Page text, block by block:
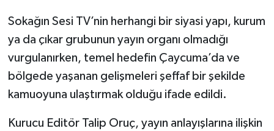
Sokağın Sesi TV’nin herhangi bir siyasi yapı, kurum
ya da çıkar grubunun yayın organı olmadığı
vurgulanırken, temel hedefin Çaycuma’da ve
bölgede yaşanan gelişmeleri şeffaf bir şekilde
kamuoyuna ulaştırmak olduğu ifade edildi.
Kurucu Editör Talip Oruç, yayın anlayışlarına ilişkin
Röportaj
Sağlık
SİYASET